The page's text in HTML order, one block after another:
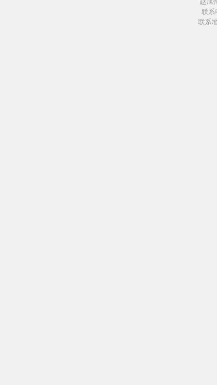
赵旭
联系
联系